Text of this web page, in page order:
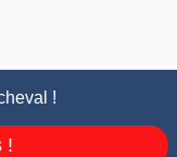
!
!